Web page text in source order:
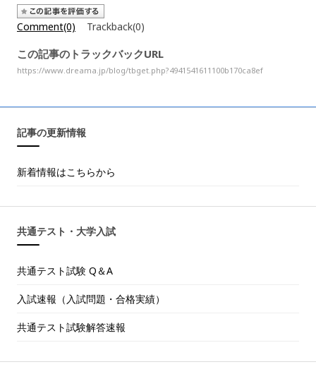
Comment(0) Trackback(0)
この記事のトラックバックURL
https://www.dreama.jp/blog/tbget.php?4941541611100b170ca8ef
記事の更新情報
新着情報はこちらから
共通テスト・大学入試
共通テスト試験 Q＆A
入試速報（入試問題・合格実績）
共通テスト試験解答速報